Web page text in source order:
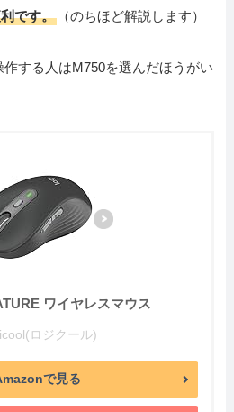
です。 （のちほど解説します）
する人はM750を選んだほうがい
ワイヤレスマウス
ロジクール)
で見る